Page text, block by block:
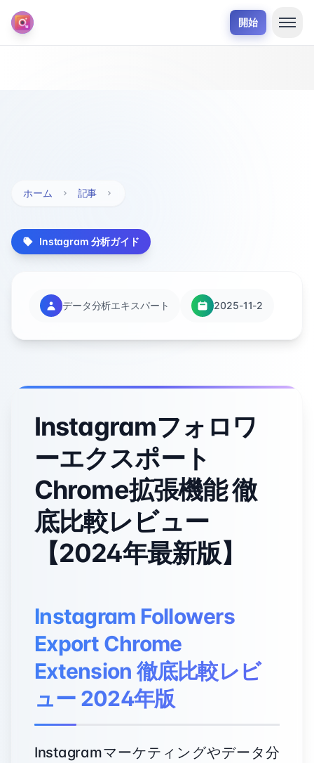
開始
ホーム 記事
Instagram 分析ガイド
データ分析エキスパート 2025-11-2
Instagramフォロワ
ーエクスポート
Chrome拡張機能 徹
底比較レビュー
【2024年最新版】
Instagram Followers
Export Chrome
Extension 徹底比較レビ
ュー 2024年版
Instagramマーケティングやデータ分